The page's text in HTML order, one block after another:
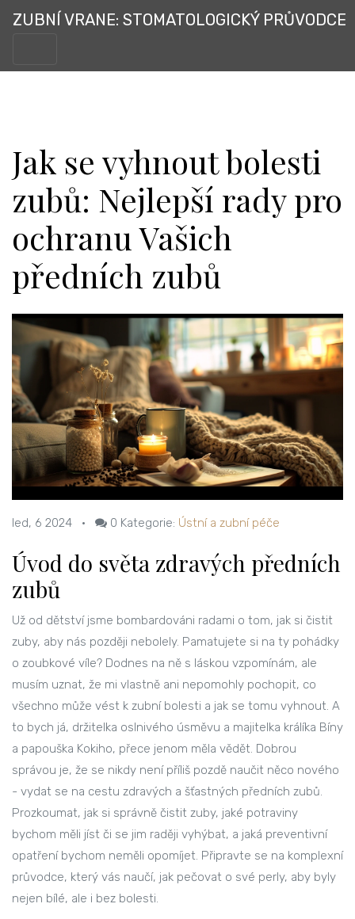
ZUBNÍ VRANE: STOMATOLOGICKÝ PRŮVODCE
Jak se vyhnout bolesti
zubů: Nejlepší rady pro
ochranu Vašich
předních zubů
led, 6 2024 • 0 Kategorie: Ústní a zubní péče
Úvod do světa zdravých předních
zubů
Už od dětství jsme bombardováni radami o tom, jak si čistit
zuby, aby nás později nebolely. Pamatujete si na ty pohádky
o zoubkové víle? Dodnes na ně s láskou vzpomínám, ale
musím uznat, že mi vlastně ani nepomohly pochopit, co
všechno může vést k zubní bolesti a jak se tomu vyhnout. A
to bych já, držitelka oslnivého úsměvu a majitelka králíka Bíny
a papouška Kokiho, přece jenom měla vědět. Dobrou
správou je, že se nikdy není příliš pozdě naučit něco nového
- vydat se na cestu zdravých a šťastných předních zubů.
Prozkoumat, jak si správně čistit zuby, jaké potraviny
bychom měli jíst či se jim raději vyhýbat, a jaká preventivní
opatření bychom neměli opomíjet. Připravte se na komplexní
průvodce, který vás naučí, jak pečovat o své perly, aby byly
nejen bílé, ale i bez bolesti.